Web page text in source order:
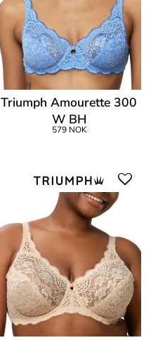
Triumph Amourette 300
W BH
579 NOK